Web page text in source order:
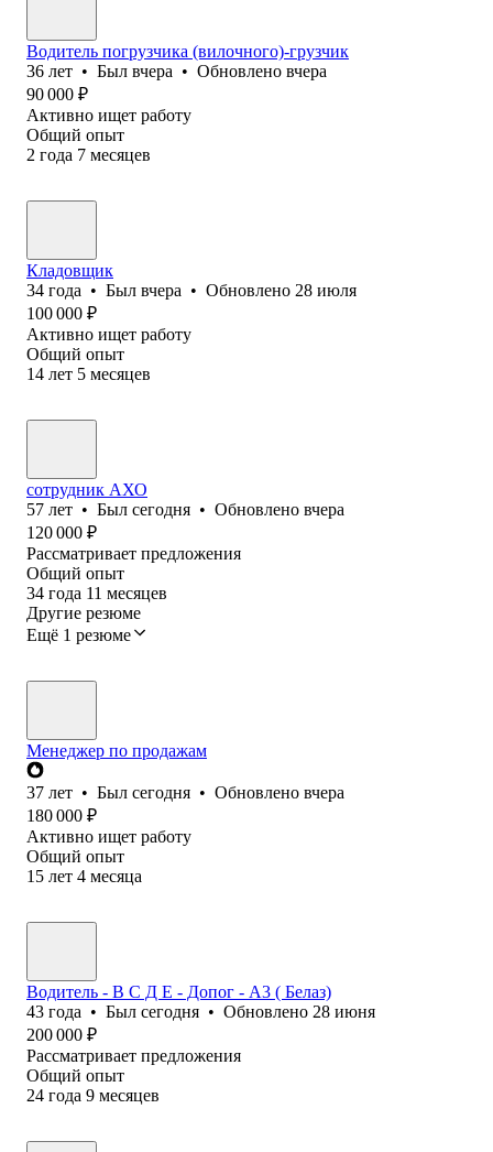
Водитель погрузчика (вилочного)-грузчик
36 лет • Был вчера • Обновлено вчера
90 000 ₽
Активно ищет работу
Общий опыт
2 года 7 месяцев
Кладовщик
34 года • Был вчера • Обновлено 28 июля
100 000 ₽
Активно ищет работу
Общий опыт
14 лет 5 месяцев
сотрудник АХО
57 лет • Был сегодня • Обновлено вчера
120 000 ₽
Рассматривает предложения
Общий опыт
34 года 11 месяцев
Другие резюме
Ещё 1 резюме
Менеджер по продажам
37 лет • Был сегодня • Обновлено вчера
180 000 ₽
Активно ищет работу
Общий опыт
15 лет 4 месяца
Водитель - В С Д Е - Допог - А3 ( Белаз)
43 года • Был сегодня • Обновлено 28 июня
200 000 ₽
Рассматривает предложения
Общий опыт
24 года 9 месяцев